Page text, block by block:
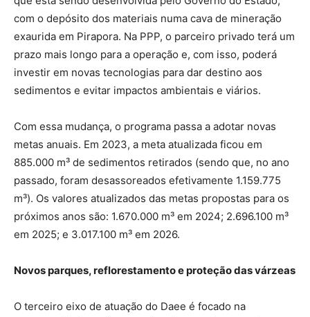
com o depósito dos materiais numa cava de mineração
exaurida em Pirapora. Na PPP, o parceiro privado terá um
prazo mais longo para a operação e, com isso, poderá
investir em novas tecnologias para dar destino aos
sedimentos e evitar impactos ambientais e viários.
Com essa mudança, o programa passa a adotar novas
metas anuais. Em 2023, a meta atualizada ficou em
885.000 m³ de sedimentos retirados (sendo que, no ano
passado, foram desassoreados efetivamente 1.159.775
m³). Os valores atualizados das metas propostas para os
próximos anos são: 1.670.000 m³ em 2024; 2.696.100 m³
em 2025; e 3.017.100 m³ em 2026.
Novos parques, reflorestamento e proteção das várzeas
O terceiro eixo de atuação do Daee é focado na